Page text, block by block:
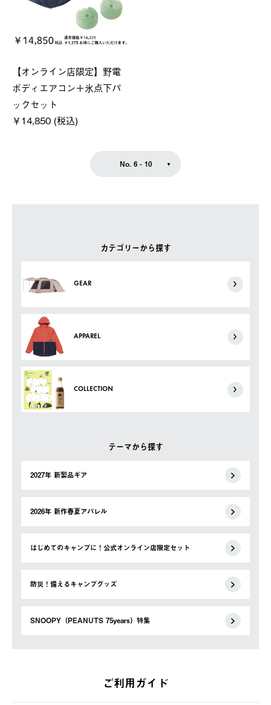
カテゴリーから探す
GEAR
APPAREL
COLLECTION
テーマから探す
2027年 新製品ギア
2026年 新作春夏アパレル
はじめてのキャンプに！公式オンライン店限定セット
防災！備えるキャンプグッズ
SNOOPY（PEANUTS 75years）特集
【オンライン店限定】野電
ボディエアコン＋氷点下パ
ックセット
￥14,850 (税込)
No. 6 - 10
ご利用ガイド